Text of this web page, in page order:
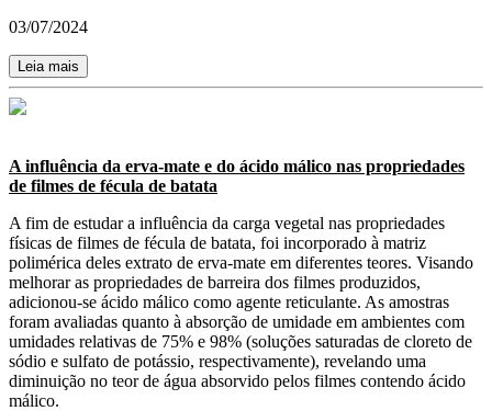
03/07/2024
Leia mais
A influência da erva-mate e do ácido málico nas propriedades
de filmes de fécula de batata
A fim de estudar a influência da carga vegetal nas propriedades
físicas de filmes de fécula de batata, foi incorporado à matriz
polimérica deles extrato de erva-mate em diferentes teores. Visando
melhorar as propriedades de barreira dos filmes produzidos,
adicionou-se ácido málico como agente reticulante. As amostras
foram avaliadas quanto à absorção de umidade em ambientes com
umidades relativas de 75% e 98% (soluções saturadas de cloreto de
sódio e sulfato de potássio, respectivamente), revelando uma
diminuição no teor de água absorvido pelos filmes contendo ácido
málico.